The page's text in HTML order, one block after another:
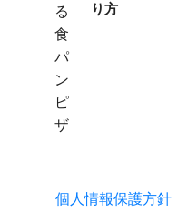
り方
個人情報保護方針